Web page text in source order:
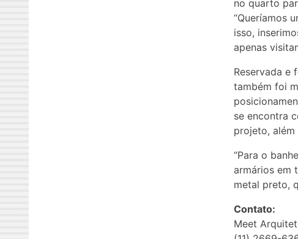
no quarto
“Queríamos
isso,
apenas
Reservada e
também foi
se encontra
projeto,
“Para o
armários em
metal preto,
Contato:
Meet